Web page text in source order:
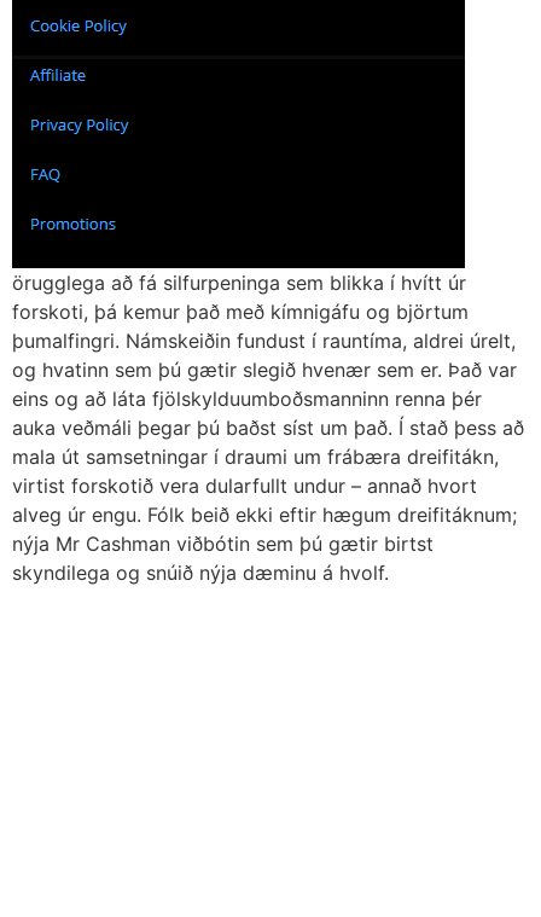
örugglega að fá silfurpeninga sem blikka í hvítt úr
forskoti, þá kemur það með kímnigáfu og björtum
þumalfingri. Námskeiðin fundust í rauntíma, aldrei úrelt,
og hvatinn sem þú gætir slegið hvenær sem er. Það var
eins og að láta fjölskylduumboðsmanninn renna þér
auka veðmáli þegar þú baðst síst um það. Í stað þess að
mala út samsetningar í draumi um frábæra dreifitákn,
virtist forskotið vera dularfullt undur – annað hvort
alveg úr engu. Fólk beið ekki eftir hægum dreifitáknum;
nýja Mr Cashman viðbótin sem þú gætir birtst
skyndilega og snúið nýja dæminu á hvolf.